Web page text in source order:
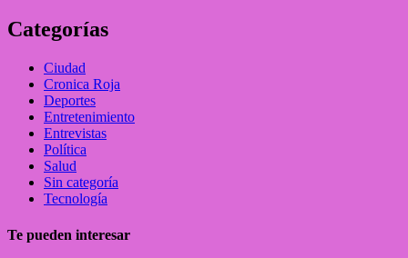
Categorías
Ciudad
Cronica Roja
Deportes
Entretenimiento
Entrevistas
Política
Salud
Sin categoría
Tecnología
Te pueden interesar